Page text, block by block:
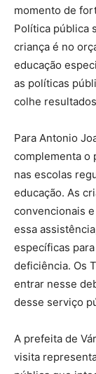
momento de
Política pública
criança é no
educação
as políticas
colhe
Para Antonio
complementa o
nas escolas
educação. As
convencionais
essa
específicas
deficiência. Os
entrar nesse
desse serviço
A prefeita de
visita